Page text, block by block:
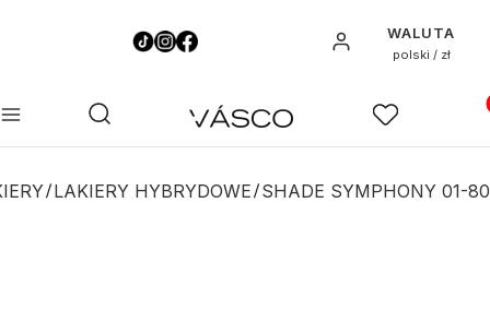
Zaloguj sięWALUTA
polski / zł
Menu Otwórz wyszukiwarkę
Szukaj Ulubione
LAKIERY HYBRYDOWE SHADE SYMPHONY 01-80